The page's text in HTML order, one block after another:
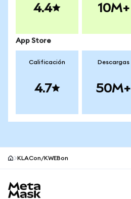
4.4 10M+
App Store
Calificación
4.7
Descargas
50M+
KLACon/KWEBon